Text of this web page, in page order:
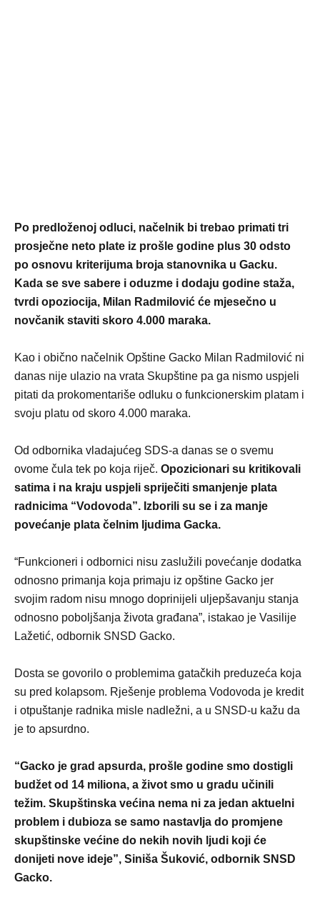
Po predloženoj odluci, načelnik bi trebao primati tri
prosječne neto plate iz prošle godine plus 30 odsto
po osnovu kriterijuma broja stanovnika u Gacku.
Kada se sve sabere i oduzme i dodaju godine staža,
tvrdi opoziocija, Milan Radmilović će mjesečno u
novčanik staviti skoro 4.000 maraka.
Kao i obično načelnik Opštine Gacko Milan Radmilović ni
danas nije ulazio na vrata Skupštine pa ga nismo uspjeli
pitati da prokomentariše odluku o funkcionerskim platam i
svoju platu od skoro 4.000 maraka.
Od odbornika vladajućeg SDS-a danas se o svemu
ovome čula tek po koja riječ. Opozicionari su kritikovali
satima i na kraju uspjeli spriječiti smanjenje plata
radnicima “Vodovoda”. Izborili su se i za manje
povećanje plata čelnim ljudima Gacka.
“Funkcioneri i odbornici nisu zaslužili povećanje dodatka
odnosno primanja koja primaju iz opštine Gacko jer
svojim radom nisu mnogo doprinijeli uljepšavanju stanja
odnosno poboljšanja života građana”, istakao je Vasilije
Lažetić, odbornik SNSD Gacko.
Dosta se govorilo o problemima gatačkih preduzeća koja
su pred kolapsom. Rješenje problema Vodovoda je kredit
i otpuštanje radnika misle nadležni, a u SNSD-u kažu da
je to apsurdno.
“Gacko je grad apsurda, prošle godine smo dostigli
budžet od 14 miliona, a život smo u gradu učinili
težim. Skupštinska većina nema ni za jedan aktuelni
problem i dubioza se samo nastavlja do promjene
skupštinske većine do nekih novih ljudi koji će
donijeti nove ideje”, Siniša Šuković, odbornik SNSD
Gacko.